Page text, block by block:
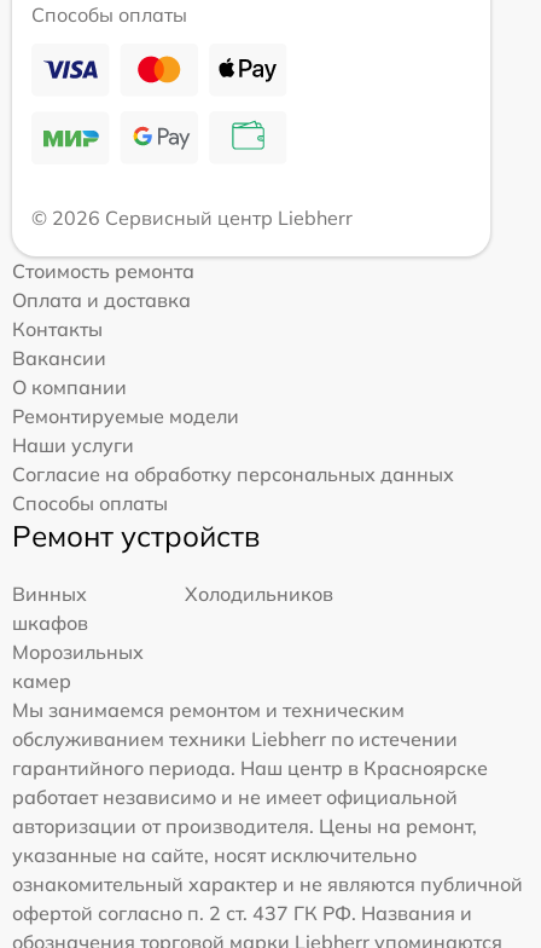
Способы оплаты
© 2026 Сервисный центр Liebherr
Стоимость ремонта
Оплата и доставка
Контакты
Вакансии
О компании
Ремонтируемые модели
Наши услуги
Согласие на обработку персональных данных
Способы оплаты
Ремонт устройств
Винных
шкафов
Холодильников
Морозильных
камер
Мы занимаемся ремонтом и техническим
обслуживанием техники Liebherr по истечении
гарантийного периода. Наш центр в Красноярске
работает независимо и не имеет официальной
авторизации от производителя. Цены на ремонт,
указанные на сайте, носят исключительно
ознакомительный характер и не являются публичной
офертой согласно п. 2 ст. 437 ГК РФ. Названия и
обозначения торговой марки Liebherr упоминаются